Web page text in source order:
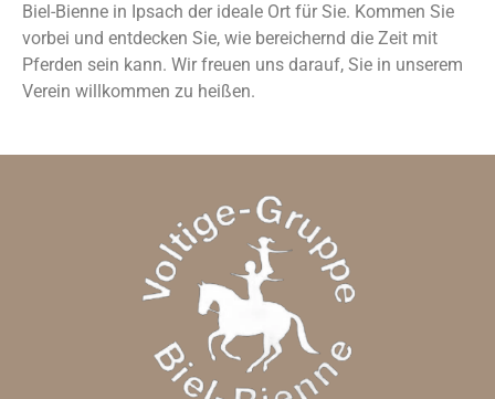
Biel-Bienne in Ipsach der ideale Ort für Sie. Kommen Sie
vorbei und entdecken Sie, wie bereichernd die Zeit mit
Pferden sein kann. Wir freuen uns darauf, Sie in unserem
Verein willkommen zu heißen.